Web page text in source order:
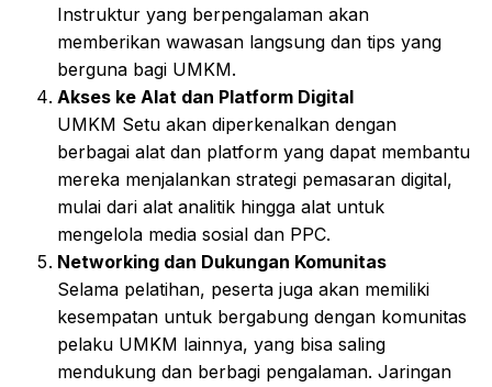
Instruktur yang berpengalaman akan
memberikan wawasan langsung dan tips yang
berguna bagi UMKM.
Akses ke Alat dan Platform Digital
UMKM Setu akan diperkenalkan dengan
berbagai alat dan platform yang dapat membantu
mereka menjalankan strategi pemasaran digital,
mulai dari alat analitik hingga alat untuk
mengelola media sosial dan PPC.
Networking dan Dukungan Komunitas
Selama pelatihan, peserta juga akan memiliki
kesempatan untuk bergabung dengan komunitas
pelaku UMKM lainnya, yang bisa saling
mendukung dan berbagi pengalaman. Jaringan